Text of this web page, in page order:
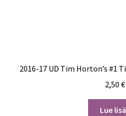
2016-17 UD Tim Horton’s #1
2,50 €
Lue